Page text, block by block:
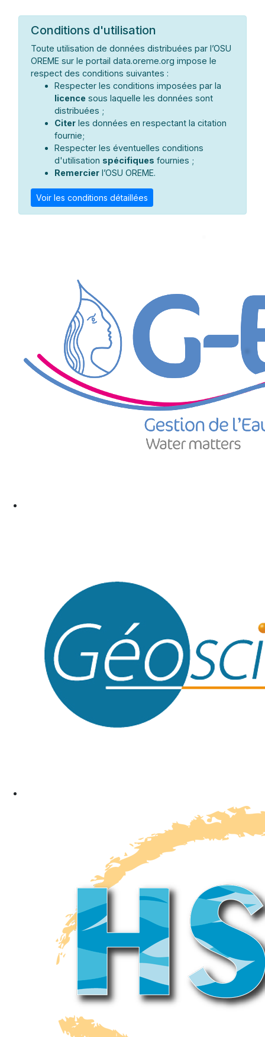
Conditions d'utilisation
Toute utilisation de données distribuées par l’OSU
OREME sur le portail data.oreme.org impose le
respect des conditions suivantes :
Respecter les conditions imposées par la
licence sous laquelle les données sont
distribuées ;
Citer les données en respectant la citation
fournie;
Respecter les éventuelles conditions
d'utilisation spécifiques fournies ;
Remercier l’OSU OREME.
Voir les conditions détaillées